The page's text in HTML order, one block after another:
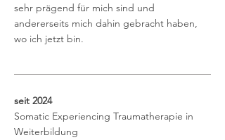
sehr prägend für mich sind und
andererseits mich dahin gebracht haben,
wo ich jetzt bin.
seit 2024
Somatic Experiencing Traumatherapie in
Weiterbildung